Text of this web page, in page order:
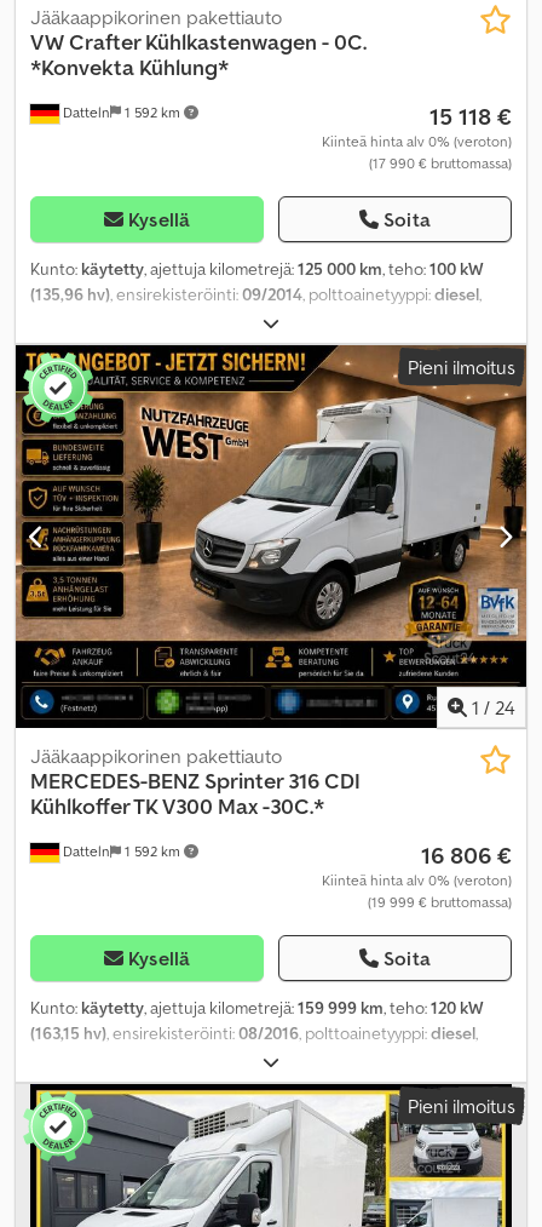
Datteln 1 592 km
Jääkaappikorinen pakettiauto
VWCrafter Kühlkastenwagen - 0C.
*Konvekta Kühlung*
15 118 €
Kiinteä hinta alv 0% (veroton)
(17 990 € bruttomassa)
Kysellä Soita
Kunto: käytetty, ajettuja kilometrejä:125 000 km, teho:100 kW
(135,96 hv), ensirekisteröinti:09/2014, polttoainetyyppi:diesel,
valkoinen
mekaaninen, päästöluokka:Euro 5, istuimien määrä:3, Varusteet:
ABS, ilmastointi, keskuslukitus, noesuodatin, Pieni ilmoitus
1 / 24
Datteln 1 592 km
Jääkaappikorinen pakettiauto
MERCEDES-BENZ Sprinter 316 CDI
Kühlkoffer TK V300 Max -30C.*
16 806 €
Kiinteä hinta alv 0% (veroton)
(19 999 € bruttomassa)
Kysellä Soita
Kunto: käytetty, ajettuja kilometrejä:159 999 km, teho:120 kW
(163,15 hv), ensirekisteröinti:08/2016, polttoainetyyppi:diesel,
valkoinen
automaattinen, päästöluokka:Euro 6, istuimien määrä:3,
Varusteet:
ABS, ilmastointi, keskuslukitus, noesuodatin,
Pieni ilmoitus